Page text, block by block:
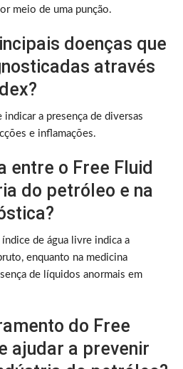
meio de uma punção.
doenças que
através
a presença de diversas
e inflamações.
entre o Free Fluid
do petróleo e na
de água livre indica a
enquanto na medicina
de líquidos anormais em
do Free
ajudar a prevenir